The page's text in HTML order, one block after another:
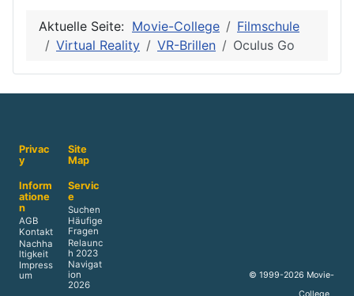
Aktuelle Seite: Movie-College
Filmschule
Virtual Reality
VR-Brillen Oculus Go
Privac
y
Site
Map
Inform
atione
n
AGB
Kontakt
Nachha
ltigkeit
Impress
um
Servic
e
Suchen
Häufige
Fragen
Relaunc
h 2023
Navigat
ion
2026
© 1999-2026 Movie-